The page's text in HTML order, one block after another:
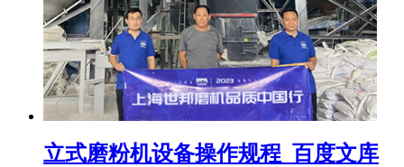
立式磨粉机设备操作规程_百度文库